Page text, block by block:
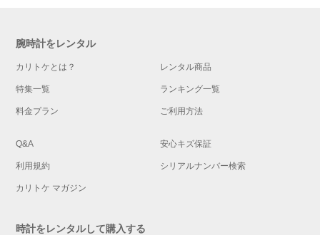
腕時計をレンタル
カリトケとは？ レンタル商品
特集一覧 ランキング一覧
料金プラン ご利用方法
Q&A 安心キズ保証
利用規約 シリアルナンバー検索
カリトケ マガジン
時計をレンタルして購入する